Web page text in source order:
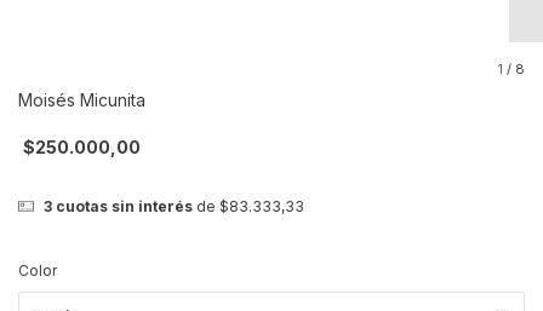
1 / 8
Moisés Micunita
$250.000,00
3cuotas sin interésde $83.333,33
Color